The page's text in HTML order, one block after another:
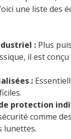
une liste des
: Plus
il est
:
protection
comme
lunettes.